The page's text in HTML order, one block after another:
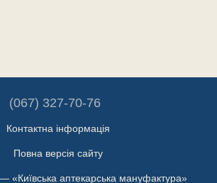
(067) 327-70-76
Контактна інформація
Повна версія сайту
«Київська аптекарська мануфактура»